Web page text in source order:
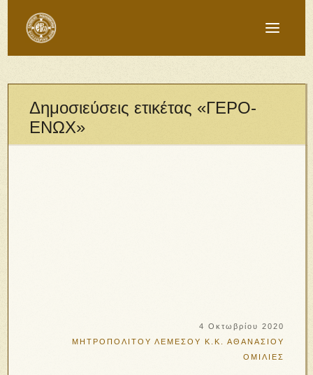
Δημοσιεύσεις ετικέτας «ΓΕΡΟ-
ΕΝΩΧ»
4 Οκτωβρίου 2020
ΜΗΤΡΟΠΟΛΙΤΟΥ ΛΕΜΕΣΟΥ Κ.Κ. ΑΘΑΝΑΣΙΟΥ
ΟΜΙΛΙΕΣ